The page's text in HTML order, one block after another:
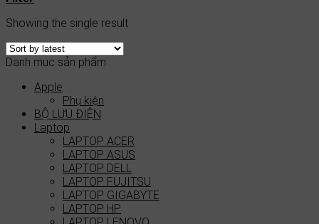
Showing the single result
Danh mục sản phẩm
Apple
Phụ kiện
BỘ LƯU ĐIỆN
Laptop
LAPTOP ACER
LAPTOP ASUS
LAPTOP DELL
LAPTOP FUJITSU
LAPTOP GIGABYTE
LAPTOP HP